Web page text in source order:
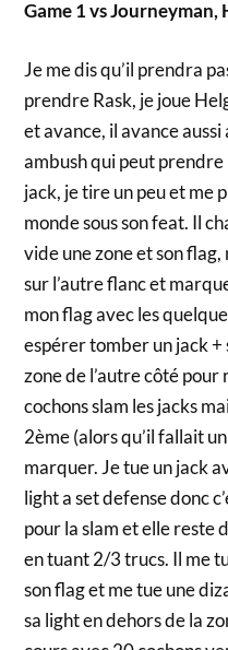
Game 1 vs Journeyman,
Je me dis qu’il prendra
prendre Rask, je joue
et avance, il avance
ambush qui peut
jack, je tire un peu et me
monde sous son feat. Il
vide une zone et son
sur l’autre flanc et
mon flag avec les
espérer tomber un jack +
zone de l’autre côté
cochons slam les jacks
2ème (alors qu’il fallait
marquer. Je tue un jack
light a set defense donc
pour la slam et elle reste
en tuant 2/3 trucs. Il me
son flag et me tue une
sa light en dehors de la